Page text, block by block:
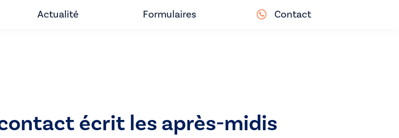
Actualité Formulaires Contact
écrit les après-midis